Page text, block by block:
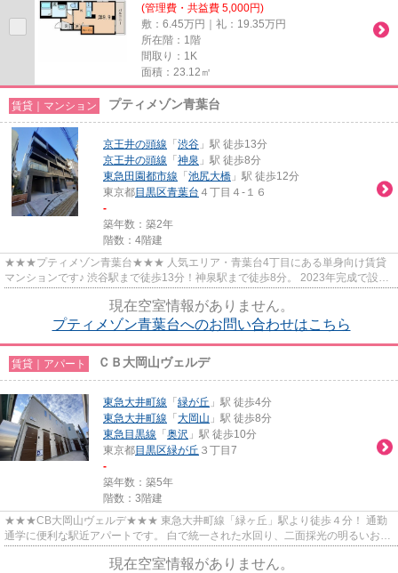
(管理費・共益費 5,000円)
敷：6.45万円｜礼：19.35万円
所在階：1階
間取り：1K
面積：23.12㎡
賃貸｜マンション プティメゾン青葉台
京王井の頭線 「 渋谷 」駅 徒歩13分
京王井の頭線 「 神泉 」駅 徒歩8分
東急田園都市線 「 池尻大橋 」駅 徒歩12分
東京都目黒区青葉台 ４丁目４-１６
-
築年数：築2年
階数：4階建
★★★プティメゾン青葉台★★★ 人気エリア・青葉台4丁目にある単身向け賃貸
マンションです♪ 渋谷駅まで徒歩13分！神泉駅まで徒歩8分。 2023年完成で設備
現在空室情報がありません。
プティメゾン青葉台へのお問い合わせはこちら
賃貸｜アパート ＣＢ大岡山ヴェルデ
東急大井町線 「 緑が丘 」駅 徒歩4分
東急大井町線 「 大岡山 」駅 徒歩8分
東急目黒線 「 奥沢 」駅 徒歩10分
東京都目黒区緑が丘 ３丁目7
-
築年数：築5年
階数：3階建
★★★CB大岡山ヴェルデ★★★ 東急大井町線「緑ヶ丘」駅より徒歩４分！ 通勤
通学に便利な駅近アパートです。 白で統一された水回り、二面採光の明るいお部
現在空室情報がありません。